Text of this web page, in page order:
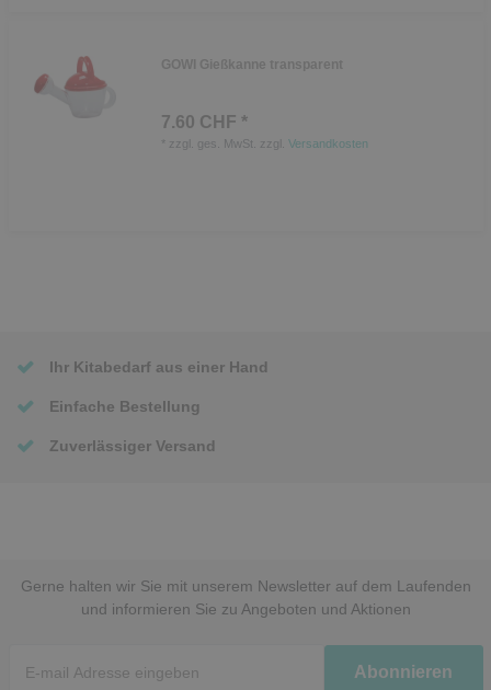
GOWI Gießkanne transparent
7.60 CHF *
zzgl. ges. MwSt. zzgl. Versandkosten
Ihr Kitabedarf aus einer Hand
Einfache Bestellung
Zuverlässiger Versand
Gerne halten wir Sie mit unserem Newsletter auf dem Laufenden
und informieren Sie zu Angeboten und Aktionen
Honig
Abonnieren